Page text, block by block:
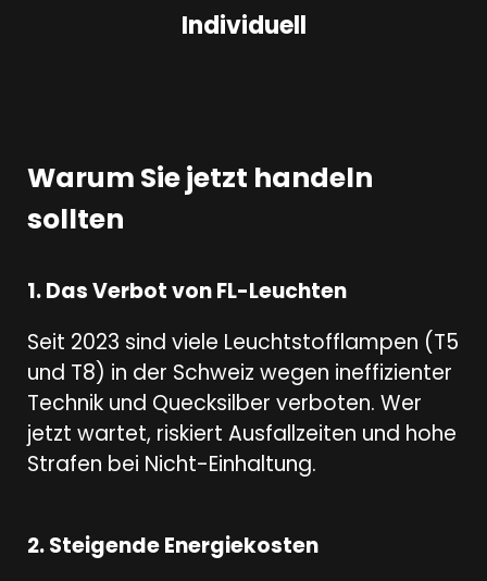
Individuell
Warum Sie jetzt handeln
sollten
1. Das Verbot von FL-Leuchten
Seit 2023 sind viele Leuchtstofflampen (T5
und T8) in der Schweiz wegen ineffizienter
Technik und Quecksilber verboten. Wer
jetzt wartet, riskiert Ausfallzeiten und hohe
Strafen bei Nicht-Einhaltung.
2. Steigende Energiekosten